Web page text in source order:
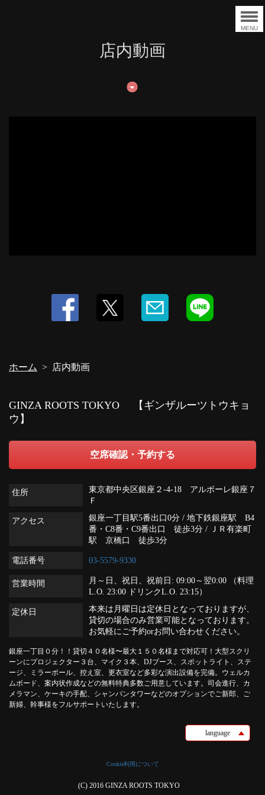
MENU
店内動画
ホーム 店内動画
GINZA ROOTS TOKYO 【ギンザルーツトウキョ
ウ】
空席確認・予約する
住所
東京都中央区銀座２-4-18 アルボーレ銀座７
Ｆ
アクセス
銀座一丁目駅5番出口0分 / 地下鉄銀座駅 B4
番・C8番・C9番出口 徒歩3分 / ＪＲ有楽町
駅 京橋口 徒歩3分
電話番号 03-5579-9330
営業時間
月～日、祝日、祝前日: 09:00～翌0:00 （料理
L.O. 23:00 ドリンクL.O. 23:15）
定休日
本来は月曜日は定休日となっておりますが、
貸切の場合のみ営業可能となっております。
お気軽にご予約orお問い合わせください。
銀座一丁目０分！！貸切４０名様〜最大１５０名様まで対応可！大型スクリ
ーンにプロジェクター３台、マイク３本、DJブース、スポットライト、ステ
ージ、ミラーボール、控え室、更衣室など多彩な演出設備を完備。ウェルカ
ムボード、案内状作成などの無料特典多数ご用意しています。司会進行、カ
メラマン、ケーキの手配、シャンパンタワーなどのオプションでご新郎、ご
新婦、幹事様をフルサポートいたします。
language
Cookie利用について
(C) 2016 GINZA ROOTS TOKYO